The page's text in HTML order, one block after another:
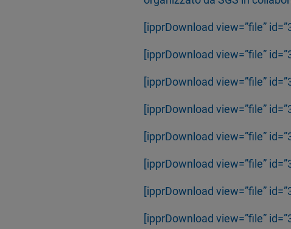
[ipprDownload view=”file”
[ipprDownload view=”file”
[ipprDownload view=”file”
[ipprDownload view=”file”
[ipprDownload view=”file”
[ipprDownload view=”file”
[ipprDownload view=”file”
[ipprDownload view=”file”